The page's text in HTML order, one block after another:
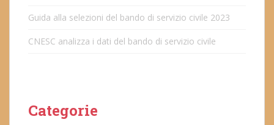
Guida alla selezioni del bando di servizio civile 2023
CNESC analizza i dati del bando di servizio civile
Categorie